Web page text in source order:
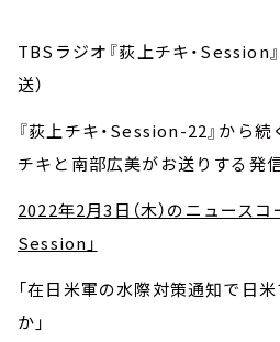
TBSラジオ『荻上チキ・Session
送）
『荻上チキ・Session-22』から続
チキと南部広美がお送りする発
2022年2月3日（木）のニュース
Session」
「在日米軍の水際対策通知で日
か」